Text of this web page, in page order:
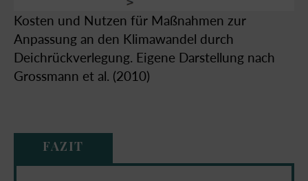
Kosten und Nutzen für Maßnahmen zur
Anpassung an den Klimawandel durch
Deichrückverlegung. Eigene Darstellung nach
Grossmann et al. (2010)
FAZIT